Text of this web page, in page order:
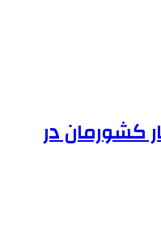
کشورمان در